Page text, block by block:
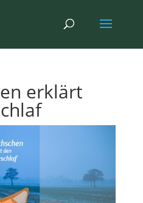
erklärt